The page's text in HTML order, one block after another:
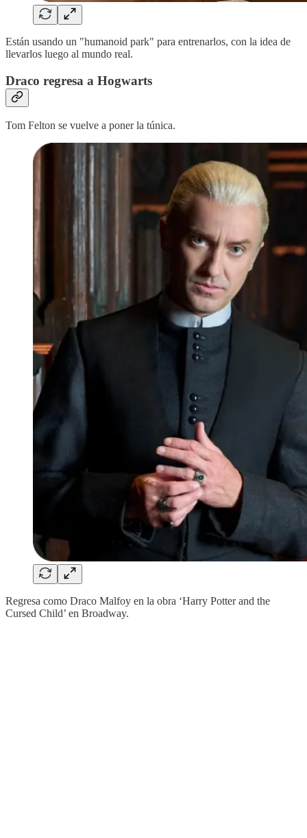
Están usando un "humanoid park" para entrenarlos, con la idea de
llevarlos luego al mundo real.
Draco regresa a Hogwarts
Tom Felton se vuelve a poner la túnica.
Regresa como Draco Malfoy en la obra ‘Harry Potter and the
Cursed Child’ en Broadway.